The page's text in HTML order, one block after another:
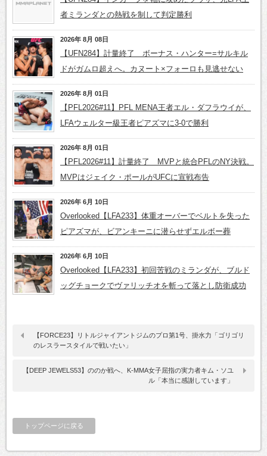
者ミランダとの熱戦を制して判定勝利
2026年 8月 08日
【UFN284】計量終了 ボーナス・ハンター=サルキル
ドがガムロ超えへ。カヌート×フォーロも見逃せない
2026年 8月 01日
【PFL2026#11】PFL MENA王者エル・ダフラウイが、
LFAウェルター級王者ピアズマに3-0で勝利
2026年 8月 01日
【PFL2026#11】計量終了 MVPと統合PFLのNY決戦。
MVPはジェイク・ポールがUFCに宣戦布告
2026年 6月 10日
Overlooked【LFA233】体重オーバーでベルトを失った
ピアズマが、ビアンキーニに潜らせずエルボー葬
2026年 6月 10日
Overlooked【LFA233】初回苦戦のミランダが、ブルド
ッグチョークでヴァリッチオを斬って落とし防衛成功
【FORCE23】リトルジャイアントジムのプロ第1号、掛水力「ゴリゴリ
のレスラースタイルで戦いたい」
【DEEP JEWELS53】ののか戦へ、K-MMA女子屈指の実力者キム・ソユ
ル「本当に感謝しています」
トップページに戻る